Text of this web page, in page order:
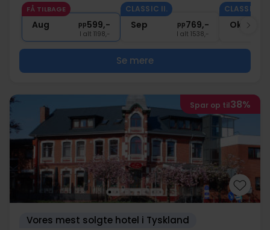
∞ Gratis parkering og internet
FÅ TILBAGE
Aug pp599,-
I alt 1198,-
CLASSIC II.
Sep pp769,-
I alt 1538,-
CLASSIC II.
Okt
Se mere
Spar op til38%
Vores mest solgte hotel i Tyskland